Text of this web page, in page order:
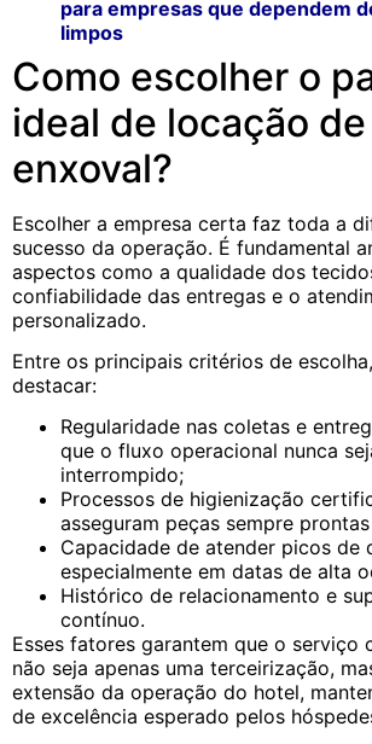
para empresas que dependem
limpos
Como escolher o
ideal de locação de
enxoval?
Escolher a empresa certa faz toda a
sucesso da operação. É fundamental
aspectos como a qualidade dos
confiabilidade das entregas e o
personalizado.
Entre os principais critérios de
destacar:
Regularidade nas coletas e
que o fluxo operacional nunca
interrompido;
Processos de higienização
asseguram peças sempre
Capacidade de atender picos de
especialmente em datas de alta
Histórico de relacionamento e
contínuo.
Esses fatores garantem que o serviço
não seja apenas uma terceirização,
extensão da operação do hotel,
de excelência esperado pelos